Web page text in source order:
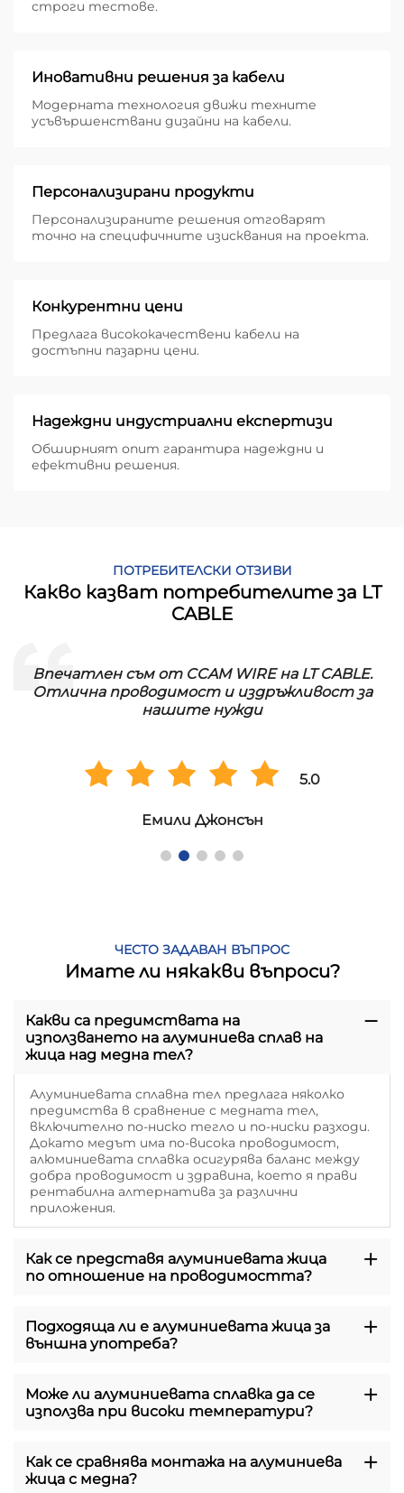
строги тестове.
Иновативни решения за кабели
Модерната технология движи техните
усъвършенствани дизайни на кабели.
Персонализирани продукти
Персонализираните решения отговарят
точно на специфичните изисквания на проекта.
Конкурентни цени
Предлага висококачествени кабели на
достъпни пазарни цени.
Надеждни индустриални експертизи
Обширният опит гарантира надеждни и
ефективни решения.
ПОТРЕБИТЕЛСКИ ОТЗИВИ
Какво казват потребителите за LT
CABLE
Впечатлен съм от CCAM WIRE на LT CABLE.
Отлична проводимост и издръжливост за
нашите нужди
5.0
Емили Джонсън
ЧЕСТО ЗАДАВАН ВЪПРОС
Имате ли някакви въпроси?
Какви са предимствата на
използването на алуминиева сплав на
жица над медна тел?
Алуминиевата сплавна тел предлага няколко
предимства в сравнение с медната тел,
включително по-ниско тегло и по-ниски разходи.
Докато медът има по-висока проводимост,
алюминиевата сплавка осигурява баланс между
добра проводимост и здравина, което я прави
рентабилна алтернатива за различни
приложения.
Как се представя алуминиевата жица
по отношение на проводимостта?
Подходяща ли е алуминиевата жица за
външна употреба?
Може ли алуминиевата сплавка да се
използва при високи температури?
Как се сравнява монтажа на алуминиева
жица с медна?